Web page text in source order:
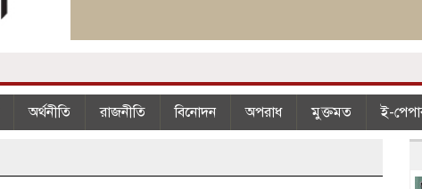
অর্থনীতি রাজনীতি বিনোদন অপরাধ মুক্তমত ই-